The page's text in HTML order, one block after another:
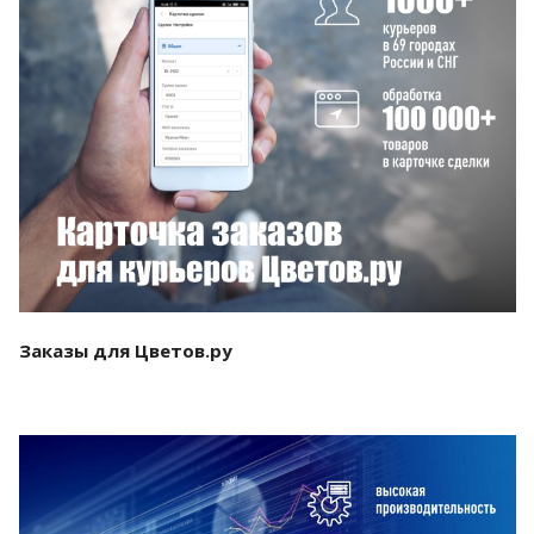
Смотреть проект
Заказы для Цветов.ру